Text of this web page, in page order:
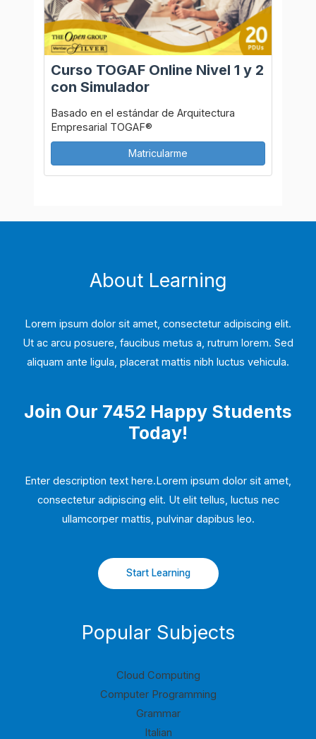
Curso TOGAF Online Nivel 1 y 2
con Simulador
Basado en el estándar de Arquitectura
Empresarial TOGAF®
Matricularme
About Learning
Lorem ipsum dolor sit amet, consectetur adipiscing elit.
Ut ac arcu posuere, faucibus metus a, rutrum lorem. Sed
aliquam ante ligula, placerat mattis nibh luctus vehicula.
Join Our 7452 Happy Students​
Today!
Enter description text here.Lorem ipsum dolor sit amet,
consectetur adipiscing elit. Ut elit tellus, luctus nec
ullamcorper mattis, pulvinar dapibus leo.​
Start Learning
Popular Subjects
Cloud Computing
Computer Programming
Grammar
Italian